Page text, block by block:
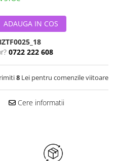
ADAUGA IN COS
0722 222 608
8 Lei pentru comenzile viitoare
Cere informatii